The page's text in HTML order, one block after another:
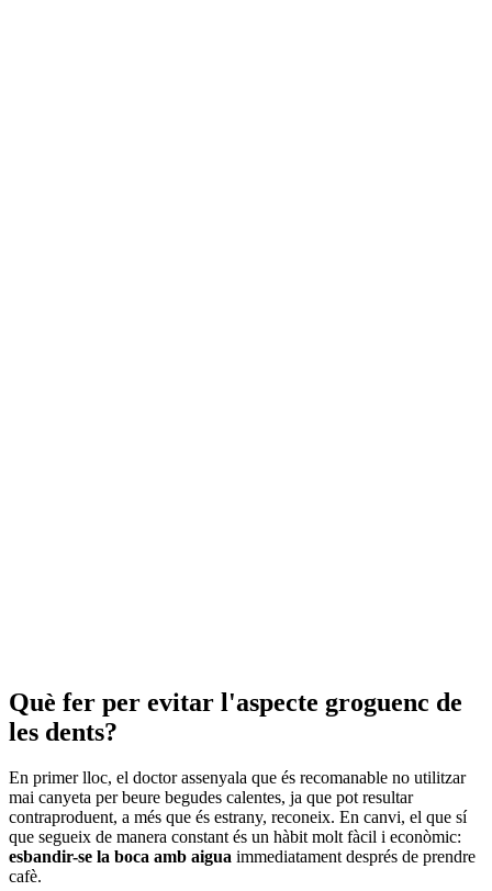
Què fer per evitar l'aspecte groguenc de
les dents?
En primer lloc, el doctor assenyala que és recomanable no utilitzar
mai canyeta per beure begudes calentes, ja que pot resultar
contraproduent, a més que és estrany, reconeix. En canvi, el que sí
que segueix de manera constant és un hàbit molt fàcil i econòmic:
esbandir-se la boca amb aigua immediatament després de prendre
cafè.